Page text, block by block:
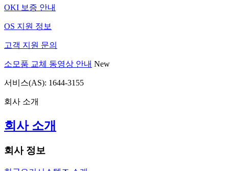
OKI 보증 안내
OS 지원 정보
고객 지원 문의
소모품 교체 동영상 안내 New
서비스(AS): 1644-3155
회사 소개
회사 소개
회사 정보